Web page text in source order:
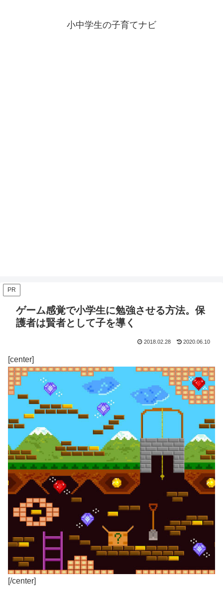
小中学生の子育てナビ
PR
ゲーム感覚で小学生に勉強させる方法。保
護者は賢者として子を導く
2018.02.28 2020.06.10
[center]
[/center]